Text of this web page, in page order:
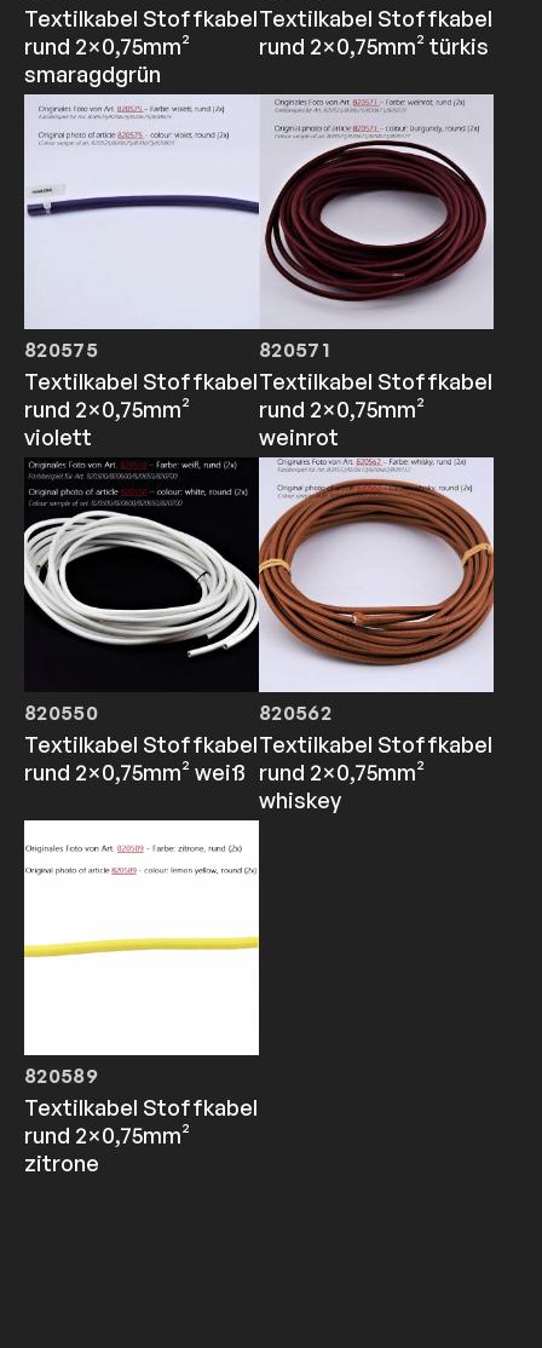
Textilkabel Stoffkabel
rund 2×0,75mm²
smaragdgrün
Textilkabel Stoffkabel
rund 2×0,75mm² türkis
820575
Textilkabel Stoffkabel
rund 2×0,75mm²
violett
820571
Textilkabel Stoffkabel
rund 2×0,75mm²
weinrot
820550
Textilkabel Stoffkabel
rund 2×0,75mm² weiß
820562
Textilkabel Stoffkabel
rund 2×0,75mm²
whiskey
820589
Textilkabel Stoffkabel
rund 2×0,75mm²
zitrone